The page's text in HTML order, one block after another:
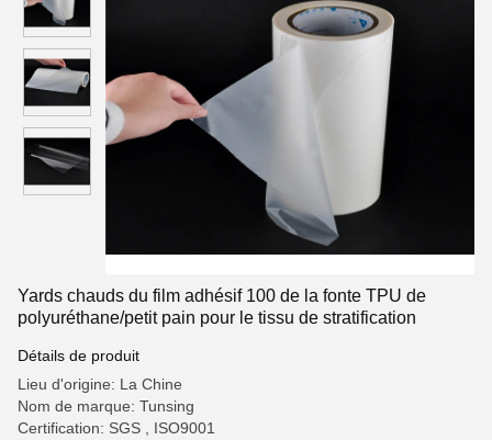
Yards chauds du film adhésif 100 de la fonte TPU de
polyuréthane/petit pain pour le tissu de stratification
Détails de produit
Lieu d'origine: La Chine
Nom de marque: Tunsing
Certification: SGS , ISO9001